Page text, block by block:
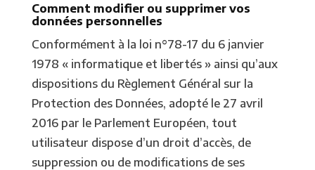
Comment modifier ou supprimer vos
données personnelles
Conformément à la loi n°78-17 du 6 janvier
1978 « informatique et libertés » ainsi qu’aux
dispositions du Règlement Général sur la
Protection des Données, adopté le 27 avril
2016 par le Parlement Européen, tout
utilisateur dispose d’un droit d’accès, de
suppression ou de modifications de ses